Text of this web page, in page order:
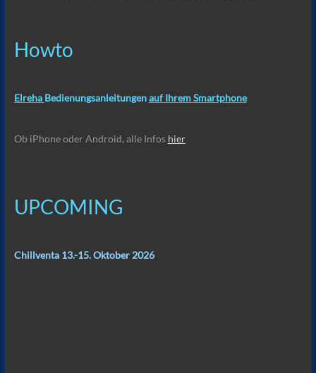
Howto
Elreha Bedienungsanleitungenauf Ihrem Smartphone
Ob iPhone oder Android, alle Infos hier
UPCOMING
Chillventa 13.-15. Oktober 2026